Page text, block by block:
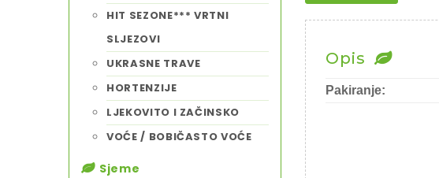
HIT SEZONE*** VRTNI
SLJEZOVI
UKRASNE TRAVE
HORTENZIJE
LJEKOVITO I ZAČINSKO
VOĆE / BOBIČASTO VOĆE
Sjeme
Opis
Pakiranje: